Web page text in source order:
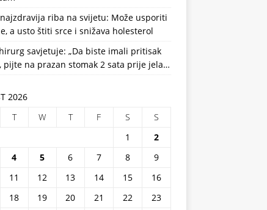
riba na svijetu: Može usporiti
a usto štiti srce i snižava holesterol
savjetuje: „Da biste imali pritisak
pijte na prazan stomak 2 sata prije jela…
2026
T W T F S
S
1
2
4 5 6 7 8
9
11 12 13 14 15
16
18 19 20 21 22
23